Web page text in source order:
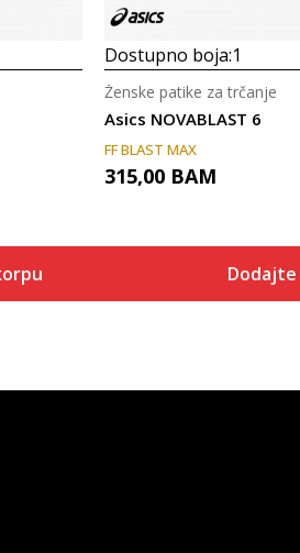
Dostupno boja:1
Asics NOVABLAST 6
Ženske patike za trčanje
FF BLAST MAX
315,00 BAM